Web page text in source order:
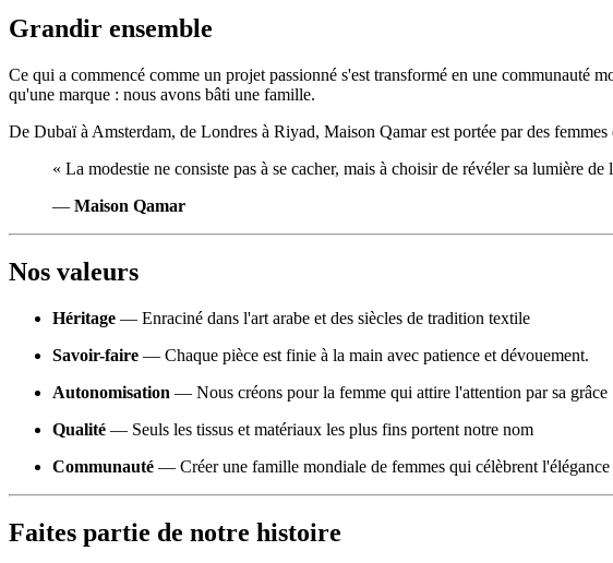
Grandir ensemble
Ce qui a commencé comme un projet passionné s'est transformé en une communauté
qu'une marque : nous avons bâti une famille.
De Dubaï à Amsterdam, de Londres à Riyad, Maison Qamar est portée par des
« La modestie ne consiste pas à se cacher, mais à choisir de révéler sa lumière de
— Maison Qamar
Nos valeurs
Héritage — Enraciné dans l'art arabe et des siècles de tradition textile
Savoir-faire — Chaque pièce est finie à la main avec patience et dévouement.
Autonomisation — Nous créons pour la femme qui attire l'attention par sa grâce
Qualité — Seuls les tissus et matériaux les plus fins portent notre nom
Communauté — Créer une famille mondiale de femmes qui célèbrent l'élégance
Faites partie de notre histoire